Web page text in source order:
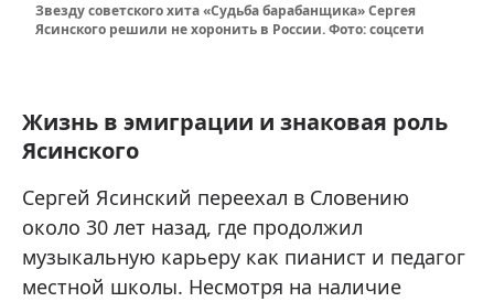
Звезду советского хита «Судьба барабанщика» Сергея
Ясинского решили не хоронить в России. Фото: соцсети
Жизнь в эмиграции и знаковая роль
Ясинского
Сергей Ясинский переехал в Словению
около 30 лет назад, где продолжил
музыкальную карьеру как пианист и педагог
местной школы. Несмотря на наличие